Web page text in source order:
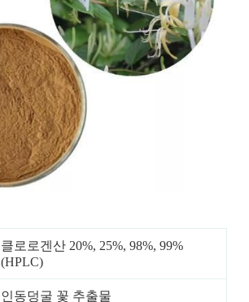
클로로겐산 20%, 25%, 98%, 99%
(HPLC)
인동덩굴 꽃 추출물